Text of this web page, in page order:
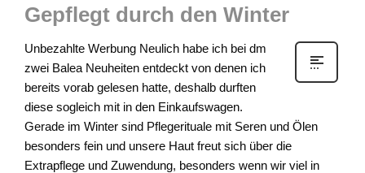
Gepflegt durch den Winter
Unbezahlte Werbung Neulich habe ich bei dm
zwei Balea Neuheiten entdeckt von denen ich
bereits vorab gelesen hatte, deshalb durften
diese sogleich mit in den Einkaufswagen.
Gerade im Winter sind Pflegerituale mit Seren und Ölen
besonders fein und unsere Haut freut sich über die
Extrapflege und Zuwendung, besonders wenn wir viel in